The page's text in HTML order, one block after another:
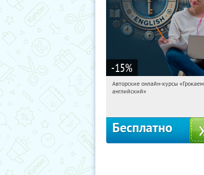
-15%
02:17:08 Получили:
Авторские онлайн-курсы «Грокаем
английский»
Бесплатно